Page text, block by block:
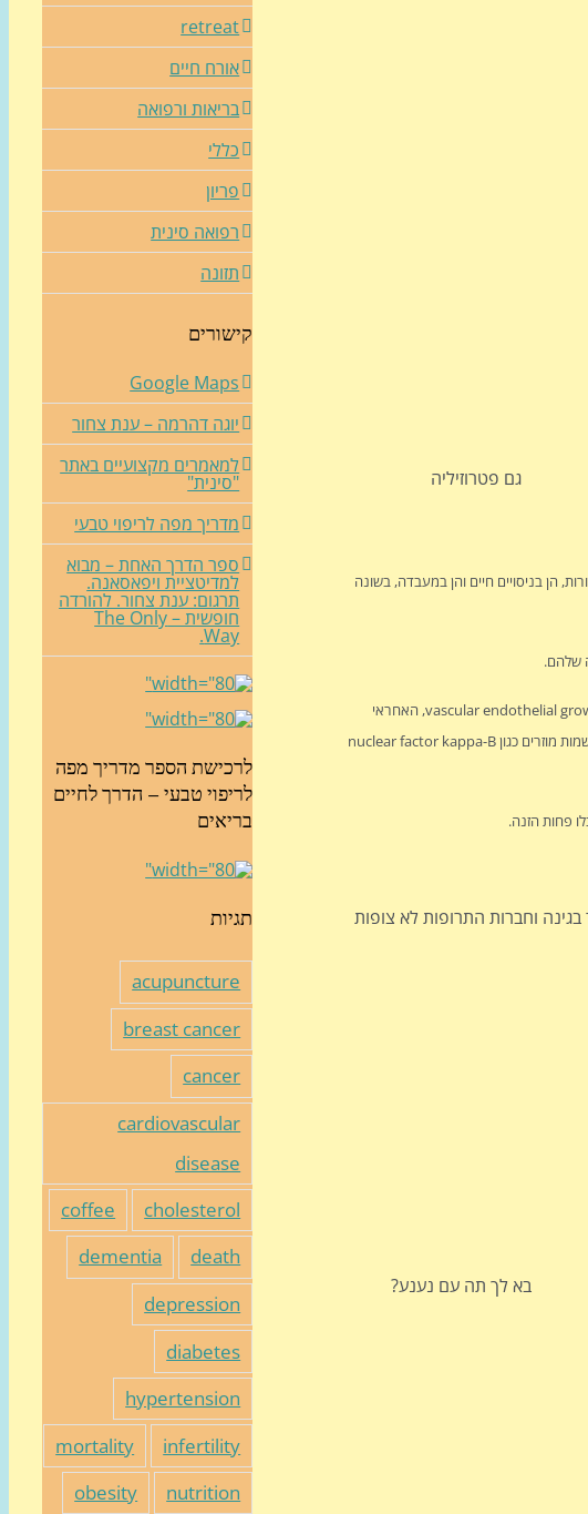
גם פטרוזיליה
הן בניסויים חיים והן במעבדה, בשונה
שלהם.
, האחראי
לצמיחת כלי דם סביב ואל תוך הגידול, מבלי לשנות את צפיפות כלי הדם, דבר הפוגע בשגשוג תאים גידוליים, הוכחה גם השפעה על כמה וכמה פרמטרים בעלי שמות מוזרים כגון nuclear factor kappa-B
פחות הזנה.
וחברות התרופות לא צופות
בא לך תה עם נענע?
retreat
אורח חיים
בריאות ורפואה
כללי
פריון
רפואה סינית
תזונה
קישורים
Google Maps
יוגה דהרמה – ענת צחור
למאמרים מקצועיים באתר
"סינית"
מדריך מפה לריפוי טבעי
ספר הדרך האחת – מבוא
למדיטציית ויפאסאנה.
תרגום: ענת צחור. להורדה
חופשית – The Only
Way.
לרכישת הספר מדריך מפה
לריפוי טבעי – הדרך לחיים
בריאים
תגיות
acupuncture
breast cancer
cancer
cardiovascular
disease
cholesterol
coffee
death
dementia
depression
diabetes
hypertension
infertility
mortality
nutrition
obesity